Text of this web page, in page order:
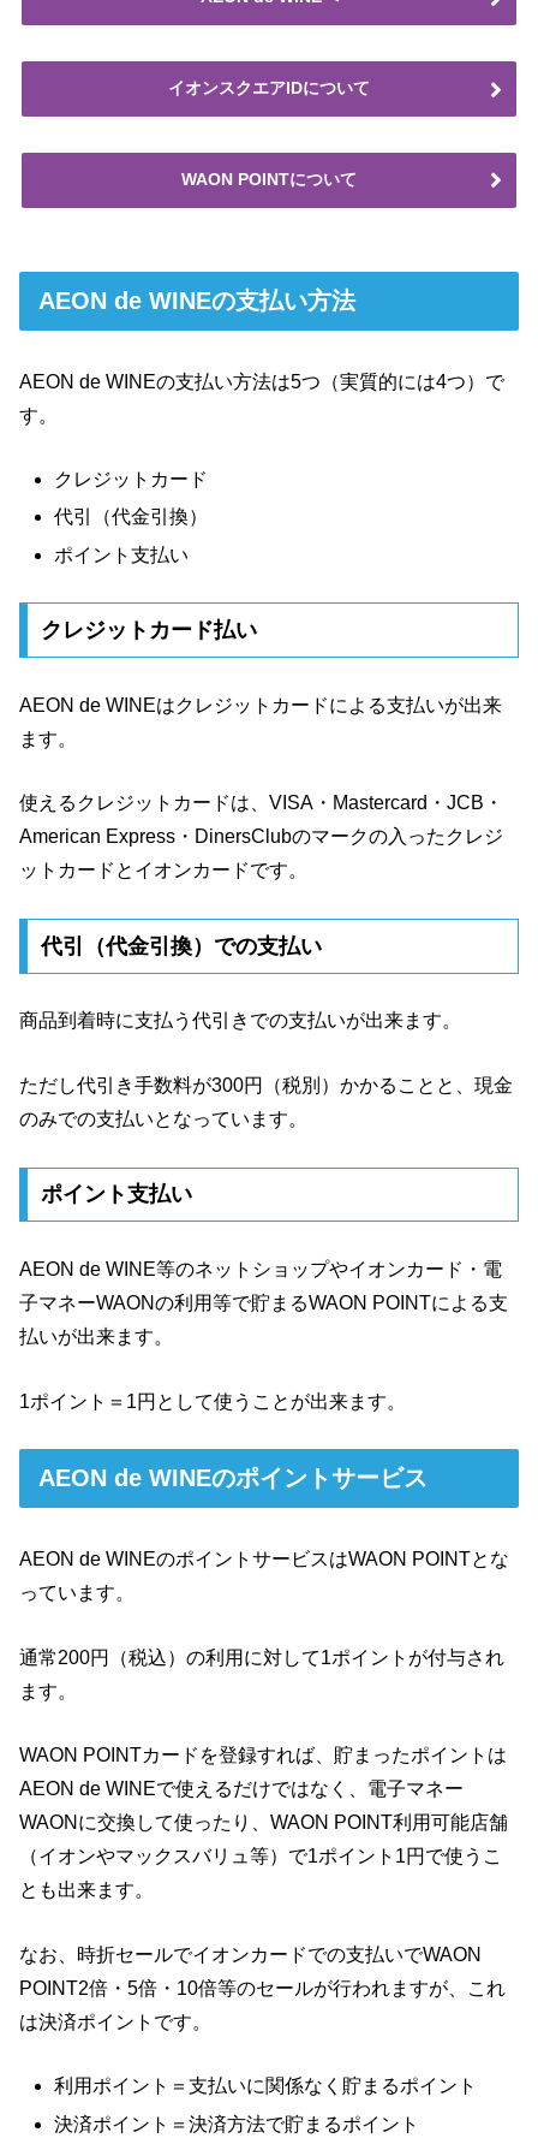
イオンスクエアIDについて
WAON POINTについて
AEON de WINEの支払い方法
AEON de WINEの支払い方法は5つ（実質的には4つ）で
す。
クレジットカード
代引（代金引換）
ポイント支払い
クレジットカード払い
AEON de WINEはクレジットカードによる支払いが出来
ます。
使えるクレジットカードは、VISA・Mastercard・JCB・
American Express・DinersClubのマークの入ったクレジ
ットカードとイオンカードです。
代引（代金引換）での支払い
商品到着時に支払う代引きでの支払いが出来ます。
ただし代引き手数料が300円（税別）かかることと、現金
のみでの支払いとなっています。
ポイント支払い
AEON de WINE等のネットショップやイオンカード・電
子マネーWAONの利用等で貯まるWAON POINTによる支
払いが出来ます。
1ポイント＝1円として使うことが出来ます。
AEON de WINEのポイントサービス
AEON de WINEのポイントサービスはWAON POINTとな
っています。
通常200円（税込）の利用に対して1ポイントが付与され
ます。
WAON POINTカードを登録すれば、貯まったポイントは
AEON de WINEで使えるだけではなく、電子マネー
WAONに交換して使ったり、WAON POINT利用可能店舗
（イオンやマックスバリュ等）で1ポイント1円で使うこ
とも出来ます。
なお、時折セールでイオンカードでの支払いでWAON
POINT2倍・5倍・10倍等のセールが行われますが、これ
は決済ポイントです。
利用ポイント＝支払いに関係なく貯まるポイント
決済ポイント＝決済方法で貯まるポイント